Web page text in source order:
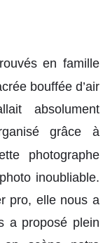
en famille
bouffée d’air
absolument
grâce à
photographe
inoubliable.
pro, elle nous a
a proposé plein